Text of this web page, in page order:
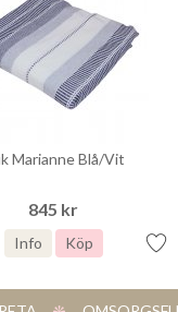
Marianne Blå/Vit
845 kr
Info Köp